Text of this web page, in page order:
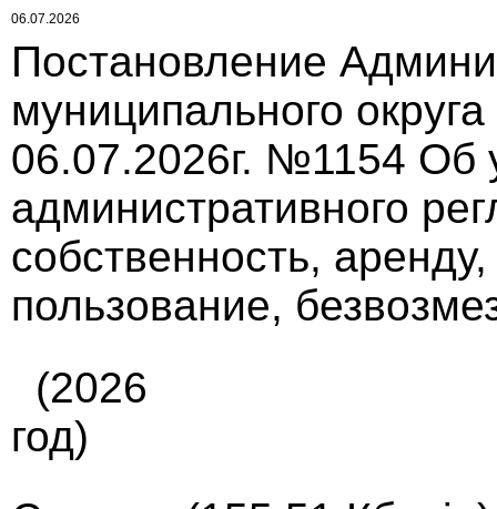
06.07.2026
Постановление
муниципального
06.07.2026г. №1154 Об
административного
собственность,
пользование,
(2026
год)